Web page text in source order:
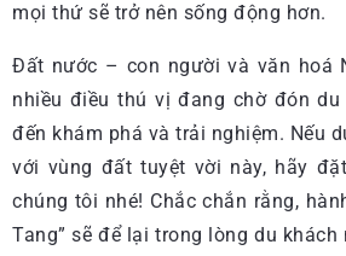
mọi thứ sẽ trở nên sống động hơn.
Đất nước – con người và văn hoá
nhiều điều thú vị đang chờ đón
đến khám phá và trải nghiệm. Nếu
với vùng đất tuyệt vời này, hãy
chúng tôi nhé! Chắc chắn rằng,
Tang” sẽ để lại trong lòng du